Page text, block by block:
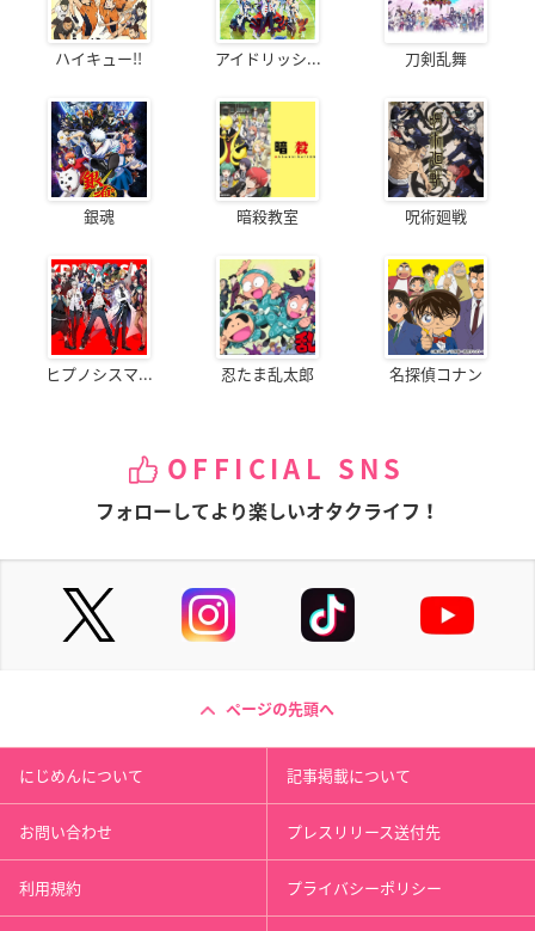
ハイキュー!! アイドリッシ... 刀剣乱舞
銀魂 暗殺教室 呪術廻戦
ヒプノシスマ... 忍たま乱太郎 名探偵コナン
OFFICIAL SNS
フォローしてより楽しいオタクライフ！
ページの先頭へ
にじめんについて 記事掲載について
お問い合わせ プレスリリース送付先
利用規約 プライバシーポリシー